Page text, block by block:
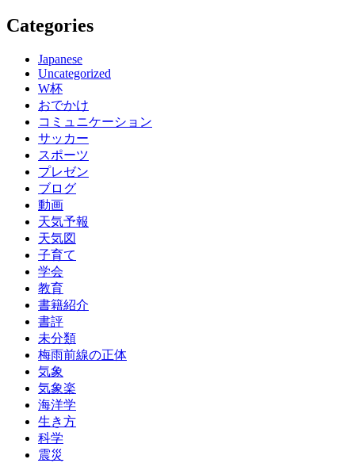
Categories
Japanese
Uncategorized
W杯
おでかけ
コミュニケーション
サッカー
スポーツ
プレゼン
ブログ
動画
天気予報
天気図
子育て
学会
教育
書籍紹介
書評
未分類
梅雨前線の正体
気象
気象楽
海洋学
生き方
科学
震災